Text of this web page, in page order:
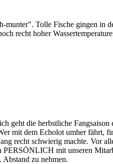
Tolle Fische gingen in
recht hoher
geht die herbstliche
mit dem Echolot umher fährt,
recht schwierig machte. Vor
mit unseren
zu nehmen.